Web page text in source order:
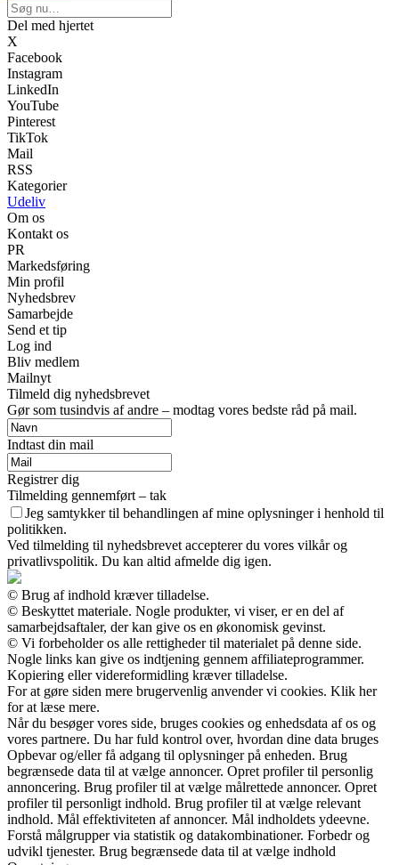
Del med hjertet
X
Facebook
Instagram
LinkedIn
YouTube
Pinterest
TikTok
Mail
RSS
Kategorier
Udeliv
Om os
Kontakt os
PR
Markedsføring
Min profil
Nyhedsbrev
Samarbejde
Send et tip
Log ind
Bliv medlem
Mailnyt
Tilmeld dig nyhedsbrevet
Gør som tusindvis af andre – modtag vores bedste råd på mail.
Indtast din mail
Registrer dig
Tilmelding gennemført – tak
Jeg samtykker til behandlingen af mine oplysninger i henhold til
politikken.
Ved tilmelding til nyhedsbrevet accepterer du vores vilkår og
privatlivspolitik. Du kan altid afmelde dig igen.
© Brug af indhold kræver tilladelse.
© Beskyttet materiale. Nogle produkter, vi viser, er en del af
samarbejdsaftaler, der kan give os en økonomisk gevinst.
© Vi forbeholder os alle rettigheder til materialet på denne side.
Nogle links kan give os indtjening gennem affiliateprogrammer.
Kopiering eller videreformidling kræver tilladelse.
For at gøre siden mere brugervenlig anvender vi cookies. Klik her
for at læse mere.
Når du besøger vores side, bruges cookies og enhedsdata af os og
vores partnere. Du har fuld kontrol over, hvordan dine data bruges
Opbevar og/eller få adgang til oplysninger på enheden. Brug
begrænsede data til at vælge annoncer. Opret profiler til personlig
annoncering. Brug profiler til at vælge målrettede annoncer. Opret
profiler til personligt indhold. Brug profiler til at vælge relevant
indhold. Mål effektiviteten af annoncer. Mål indholdets ydeevne.
Forstå målgrupper via statistik og datakombinationer. Forbedr og
udvikl tjenester. Brug begrænsede data til at vælge indhold